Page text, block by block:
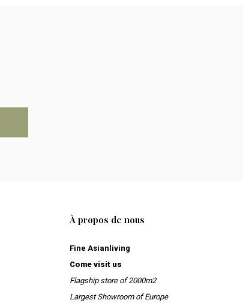
À propos de nous
Fine Asianliving
Come visit us
Flagship store of 2000m2
Largest Showroom of Europe